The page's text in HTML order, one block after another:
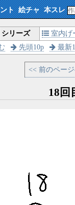
ト 絵チャ 本スレ
シリーズ
室内げ
先頭10p 最新
<< 前のペー
18回